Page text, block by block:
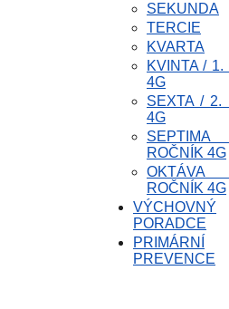
SEKUNDA
TERCIE
KVARTA
KVINTA / 1.
4G
SEXTA / 2.
4G
ROČNÍK 4G
ROČNÍK 4G
VÝCHOVNÝ
PORADCE
PRIMÁRNÍ
PREVENCE